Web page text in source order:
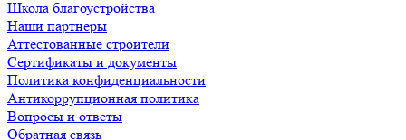
Школа благоустройства
Наши партнёры
Аттестованные строители
Сертификаты и документы
Политика конфиденциальности
Антикоррупционная политика
Вопросы и ответы
Обратная связь